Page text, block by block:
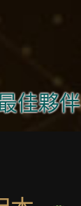
佳夥伴